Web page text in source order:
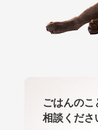
ごはんの
相談くださ